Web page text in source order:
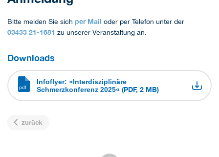
Bitte melden Sie sich per Mail oder per Telefon unter der
03433 21-1681 zu unserer Veranstaltung an.
Downloads
Infoflyer: »Interdisziplinäre
Schmerzkonferenz 2025« (PDF, 2 MB)
zurück